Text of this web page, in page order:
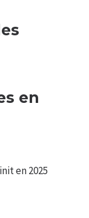
en
en 2025